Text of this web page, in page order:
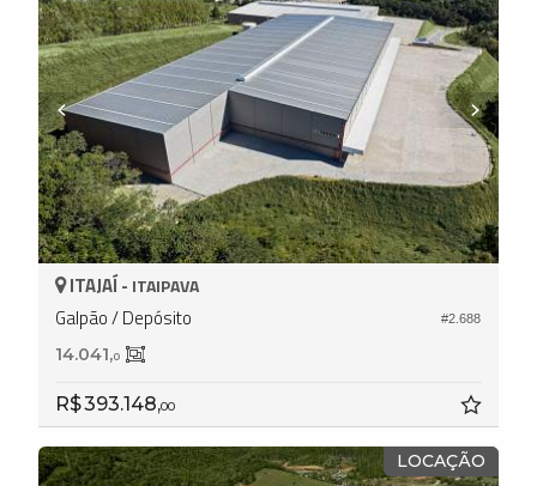
#2.688
ITAJAÍ - ITAIPAVA
Galpão / Depósito
14.041,0
R$ 393.148,00
LOCAÇÃO